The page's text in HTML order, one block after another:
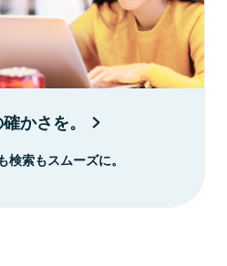
かさを。
索もスムーズに。